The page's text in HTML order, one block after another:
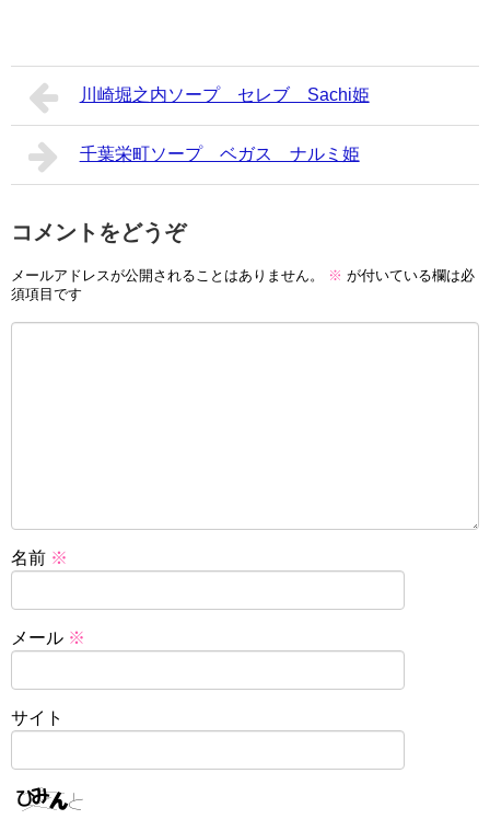
川崎堀之内ソープ セレブ Sachi姫
千葉栄町ソープ ベガス ナルミ姫
コメントをどうぞ
メールアドレスが公開されることはありません。 ※ が付いている欄は必
須項目です
名前 ※
メール ※
サイト